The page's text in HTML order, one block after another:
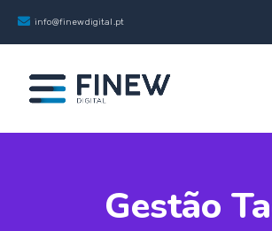
info@finewdigital.pt
Gestão